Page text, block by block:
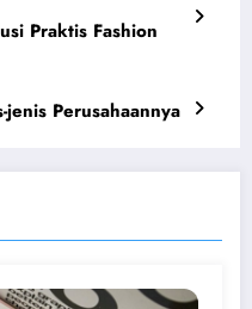
Praktis Fashion
Perusahaannya